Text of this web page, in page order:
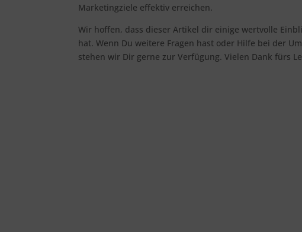
Marketingziele effektiv erreichen.
Wir hoffen, dass dieser Artikel dir einige wertvolle
hat. Wenn Du weitere Fragen hast oder Hilfe bei der
stehen wir Dir gerne zur Verfügung. Vielen Dank fürs